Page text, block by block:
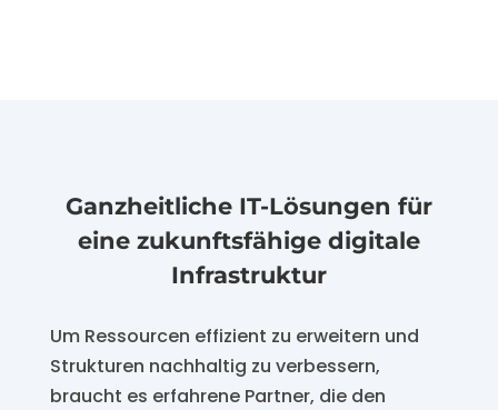
Ganzheitliche IT-Lösungen für
eine zukunftsfähige digitale
Infrastruktur
Um Ressourcen effizient zu erweitern und
Strukturen nachhaltig zu verbessern,
braucht es erfahrene Partner, die den